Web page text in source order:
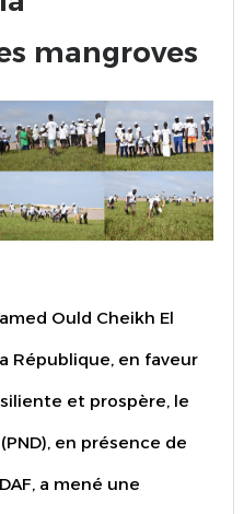
mangroves
Ould Cheikh El
République, en faveur
et prospère, le
en présence de
a mené une